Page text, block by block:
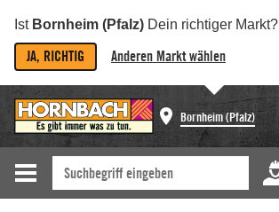
Ist Bornheim (Pfalz) Dein richtiger Markt?
JA, RICHTIG Anderen Markt wählen
Bornheim (Pfalz)